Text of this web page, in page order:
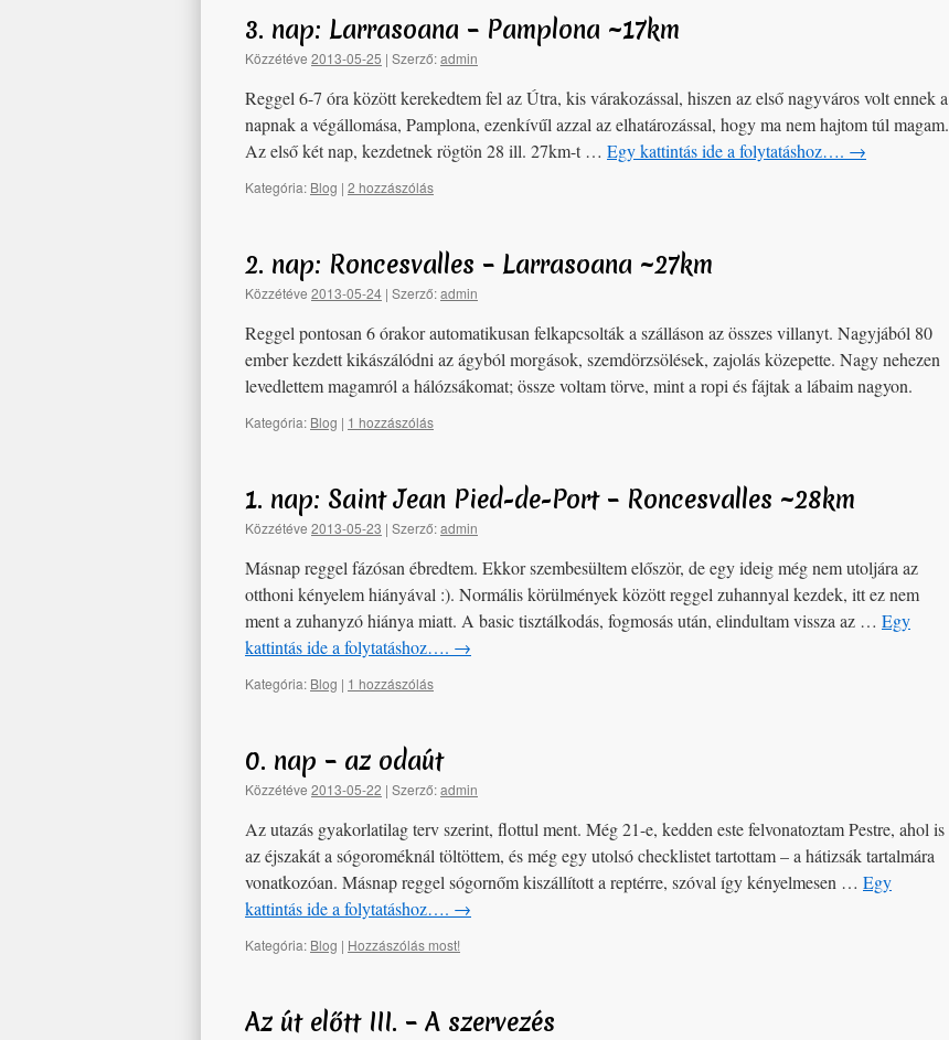
3. nap: Larrasoana – Pamplona ~17km
Közzétéve 2013-05-25 | Szerző:admin
Reggel 6-7 óra között kerekedtem fel az Útra, kis várakozással, hiszen az első nagyváros volt ennek a
napnak a végállomása, Pamplona, ezenkívűl azzal az elhatározással, hogy ma nem hajtom túl magam.
Az első két nap, kezdetnek rögtön 28 ill. 27km-t … Egy kattintás ide a folytatáshoz…. →
Kategória: Blog | 2 hozzászólás
2. nap: Roncesvalles – Larrasoana ~27km
Közzétéve 2013-05-24 | Szerző:admin
Reggel pontosan 6 órakor automatikusan felkapcsolták a szálláson az összes villanyt. Nagyjából 80
ember kezdett kikászálódni az ágyból morgások, szemdörzsölések, zajolás közepette. Nagy nehezen
levedlettem magamról a hálózsákomat; össze voltam törve, mint a ropi és fájtak a lábaim nagyon.
Kategória: Blog | 1 hozzászólás
1. nap: Saint Jean Pied-de-Port – Roncesvalles ~28km
Közzétéve 2013-05-23 | Szerző:admin
Másnap reggel fázósan ébredtem. Ekkor szembesültem először, de egy ideig még nem utoljára az
otthoni kényelem hiányával :). Normális körülmények között reggel zuhannyal kezdek, itt ez nem
ment a zuhanyzó hiánya miatt. A basic tisztálkodás, fogmosás után, elindultam vissza az … Egy
kattintás ide a folytatáshoz…. →
Kategória: Blog | 1 hozzászólás
0. nap – az odaút
Közzétéve 2013-05-22 | Szerző:admin
Az utazás gyakorlatilag terv szerint, flottul ment. Még 21-e, kedden este felvonatoztam Pestre, ahol is
az éjszakát a sógoroméknál töltöttem, és még egy utolsó checklistet tartottam – a hátizsák tartalmára
vonatkozóan. Másnap reggel sógornőm kiszállított a reptérre, szóval így kényelmesen … Egy
kattintás ide a folytatáshoz…. →
Kategória: Blog | Hozzászólás most!
Az út előtt III. – A szervezés